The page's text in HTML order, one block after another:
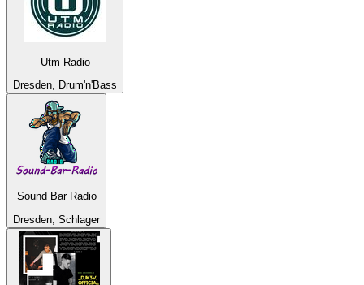
Utm Radio
Dresden, Drum'n'Bass
Sound Bar Radio
Dresden, Schlager